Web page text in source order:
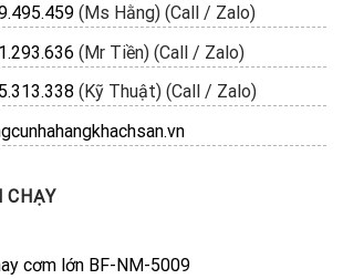
(Ms Hằng) (Call / Zalo)
(Mr Tiền) (Call / Zalo)
(Kỹ Thuật) (Call / Zalo)
CHẠY
cơm lớn BF-NM-5009